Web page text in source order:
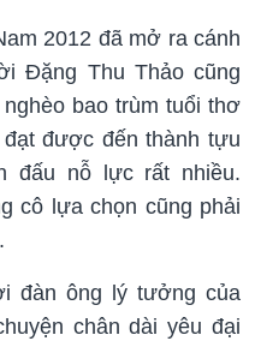
2012 đã mở ra cánh
Đặng Thu Thảo cũng
bao trùm tuổi thơ
được đến thành tựu
đấu nỗ lực rất nhiều.
cô lựa chọn cũng phải
đàn ông lý tưởng của
chân dài yêu đại